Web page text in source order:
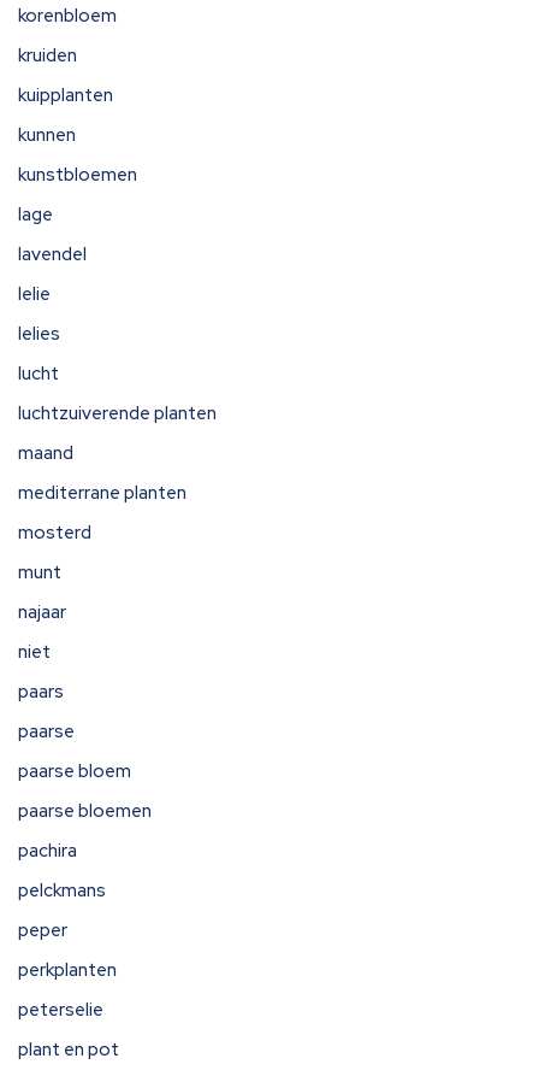
korenbloem
kruiden
kuipplanten
kunnen
kunstbloemen
lage
lavendel
lelie
lelies
lucht
luchtzuiverende planten
maand
mediterrane planten
mosterd
munt
najaar
niet
paars
paarse
paarse bloem
paarse bloemen
pachira
pelckmans
peper
perkplanten
peterselie
plant en pot